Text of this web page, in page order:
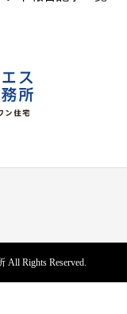
Rights Reserved.